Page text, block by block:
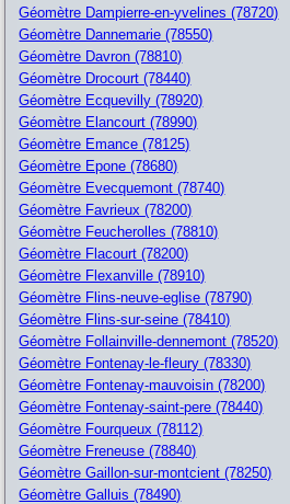
Géomètre Dampierre-en-yvelines (78720)
Géomètre Dannemarie (78550)
Géomètre Davron (78810)
Géomètre Drocourt (78440)
Géomètre Ecquevilly (78920)
Géomètre Elancourt (78990)
Géomètre Emance (78125)
Géomètre Epone (78680)
Géomètre Evecquemont (78740)
Géomètre Favrieux (78200)
Géomètre Feucherolles (78810)
Géomètre Flacourt (78200)
Géomètre Flexanville (78910)
Géomètre Flins-neuve-eglise (78790)
Géomètre Flins-sur-seine (78410)
Géomètre Follainville-dennemont (78520)
Géomètre Fontenay-le-fleury (78330)
Géomètre Fontenay-mauvoisin (78200)
Géomètre Fontenay-saint-pere (78440)
Géomètre Fourqueux (78112)
Géomètre Freneuse (78840)
Géomètre Gaillon-sur-montcient (78250)
Géomètre Galluis (78490)